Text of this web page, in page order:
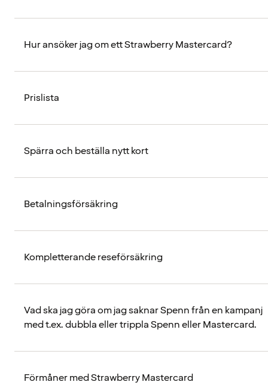
Hur ansöker jag om ett Strawberry Mastercard?
Prislista
Spärra och beställa nytt kort
Betalningsförsäkring
Kompletterande reseförsäkring
Vad ska jag göra om jag saknar Spenn från en kampanj
med t.ex. dubbla eller trippla Spenn eller Mastercard.
Förmåner med Strawberry Mastercard